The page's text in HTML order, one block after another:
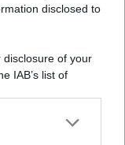
disclosed to
of your
IAB’s list of
us to third parties